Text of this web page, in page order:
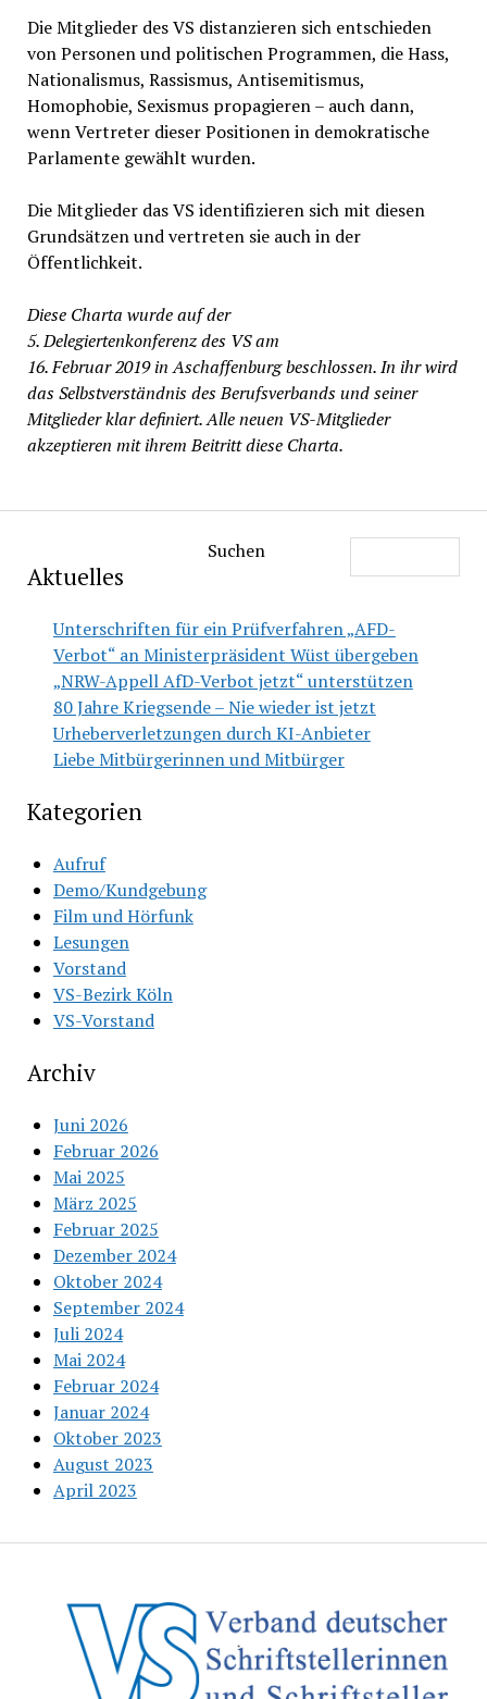
Die Mitglieder des VS distanzieren sich entschieden
von Personen und politischen Programmen, die Hass,
Nationalismus, Rassismus, Antisemitismus,
Homophobie, Sexismus propagieren – auch dann,
wenn Vertreter dieser Positionen in demokratische
Parlamente gewählt wurden.
Die Mitglieder das VS identifizieren sich mit diesen
Grundsätzen und vertreten sie auch in der
Öffentlichkeit.
Diese Charta wurde auf der
5. Delegiertenkonferenz des VS am
16. Februar 2019 in Aschaffenburg beschlossen. In ihr wird
das Selbstverständnis des Berufsverbands und seiner
Mitglieder klar definiert. Alle neuen VS-Mitglieder
akzeptieren mit ihrem Beitritt diese Charta.
Suchen
Aktuelles
Unterschriften für ein Prüfverfahren „AFD-
Verbot“ an Ministerpräsident Wüst übergeben
„NRW-Appell AfD-Verbot jetzt“ unterstützen
80 Jahre Kriegsende – Nie wieder ist jetzt
Urheberverletzungen durch KI-Anbieter
Liebe Mitbürgerinnen und Mitbürger
Kategorien
Aufruf
Demo/Kundgebung
Film und Hörfunk
Lesungen
Vorstand
VS-Bezirk Köln
VS-Vorstand
Archiv
Juni 2026
Februar 2026
Mai 2025
März 2025
Februar 2025
Dezember 2024
Oktober 2024
September 2024
Juli 2024
Mai 2024
Februar 2024
Januar 2024
Oktober 2023
August 2023
April 2023